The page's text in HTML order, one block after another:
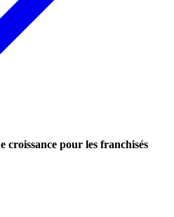
croissance pour les franchisés